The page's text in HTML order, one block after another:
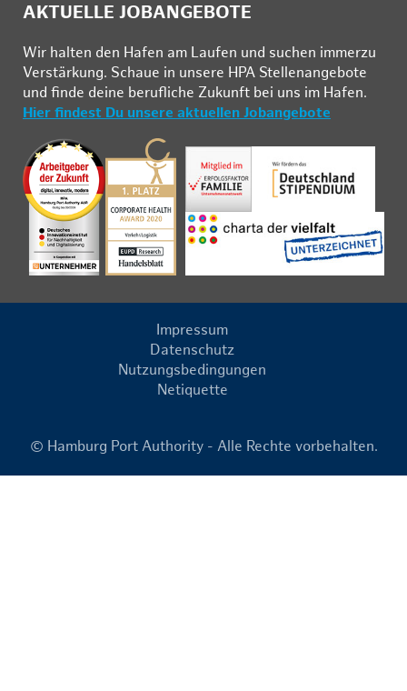
AKTUELLE JOBANGEBOTE
Wir hal­ten den Ha­fen am Lau­fen und su­chen im­mer­zu
Ver­stär­kung. Schau­e in un­se­re HPA Stel­len­an­ge­bo­te
und fin­de deine be­ruf­li­che Zu­kunft bei uns im Ha­fen.
Hier findest Du unsere aktuellen Jobangebote
Impressum
Datenschutz
Nutzungsbedingungen
Netiquette
© Hamburg Port Authority - Alle Rechte vorbehalten.